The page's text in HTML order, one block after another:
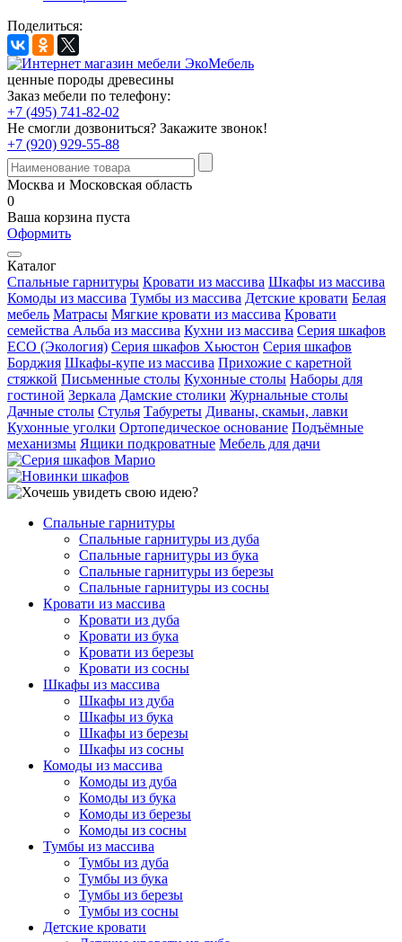
Поделиться:
ценные породы древесины
Заказ мебели по телефону:
+7 (495) 741-82-02
Не смогли дозвониться? Закажите звонок!
+7 (920) 929-55-88
Москва и Московская область
0
Ваша корзина пуста
Оформить
Каталог
Спальные гарнитуры Кровати из массива Шкафы из массива
Комоды из массива Тумбы из массива Детские кровати Белая
мебель Матрасы Мягкие кровати из массива Кровати
семейства Альба из массива Кухни из массива Серия шкафов
ECO (Экология) Серия шкафов Хьюстон Серия шкафов
Борджия Шкафы-купе из массива Прихожие с каретной
стяжкой Письменные столы Кухонные столы Наборы для
гостиной Зеркала Дамские столики Журнальные столы
Дачные столы Стулья Табуреты Диваны, скамьи, лавки
Кухонные уголки Ортопедическое основание Подъёмные
механизмы Ящики подкроватные Мебель для дачи
Спальные гарнитуры
Спальные гарнитуры из дуба
Спальные гарнитуры из бука
Спальные гарнитуры из березы
Спальные гарнитуры из сосны
Кровати из массива
Кровати из дуба
Кровати из бука
Кровати из березы
Кровати из сосны
Шкафы из массива
Шкафы из дуба
Шкафы из бука
Шкафы из березы
Шкафы из сосны
Комоды из массива
Комоды из дуба
Комоды из бука
Комоды из березы
Комоды из сосны
Тумбы из массива
Тумбы из дуба
Тумбы из бука
Тумбы из березы
Тумбы из сосны
Детские кровати